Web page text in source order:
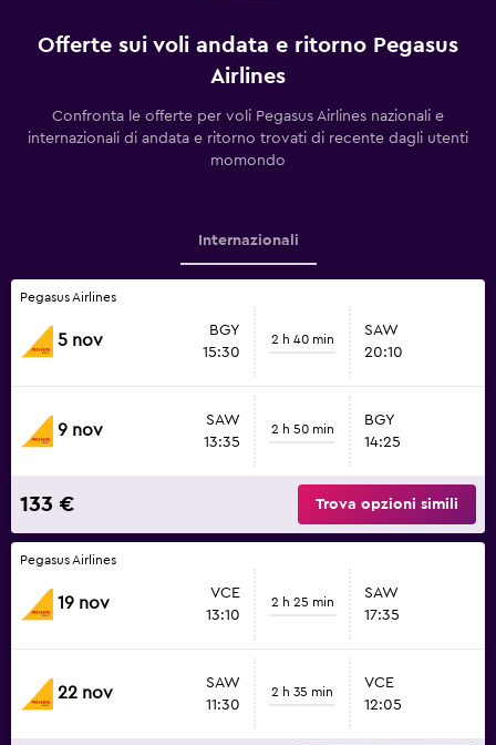
Offerte sui voli andata e ritorno Pegasus
Airlines
Confronta le offerte per voli Pegasus Airlines nazionali e
internazionali di andata e ritorno trovati di recente dagli utenti
momondo
Internazionali
Pegasus Airlines
5 nov
BGY
15:30
2 h 40 min
SAW
20:10
9 nov
SAW
13:35
2 h 50 min
BGY
14:25
133 € Trova opzioni simili
Pegasus Airlines
19 nov
VCE
13:10
2 h 25 min
SAW
17:35
22 nov
SAW
11:30
2 h 35 min
VCE
12:05